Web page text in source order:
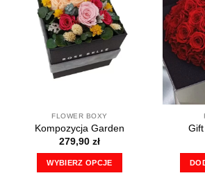
FLOWER BOXY
Kompozycja Garden
279,90 zł
WYBIERZ OPCJE